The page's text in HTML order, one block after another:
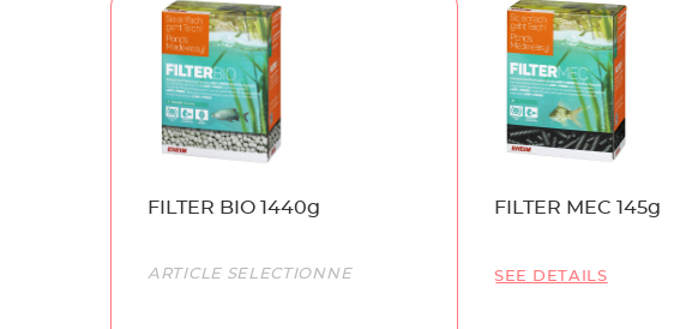
Name
FILTER BIO 1440g FILTER MEC 145g
Link
ARTICLE SÉLECTIONNÉ SEE DETAILS